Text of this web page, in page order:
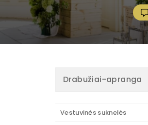
Drabužiai-apranga
Vestuvinės suknelės